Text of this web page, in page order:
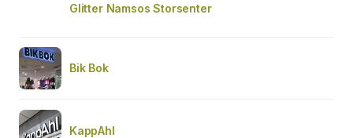
Glitter Namsos Storsenter
Bik Bok
KappAhl